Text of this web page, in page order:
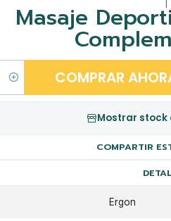
Masaje
COMPRAR
Mostrar stock
COMPARTIR
Ergon